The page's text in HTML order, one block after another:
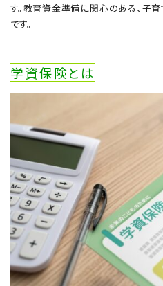
す。教育資金準備に関心のある、子
です。
学資保険とは